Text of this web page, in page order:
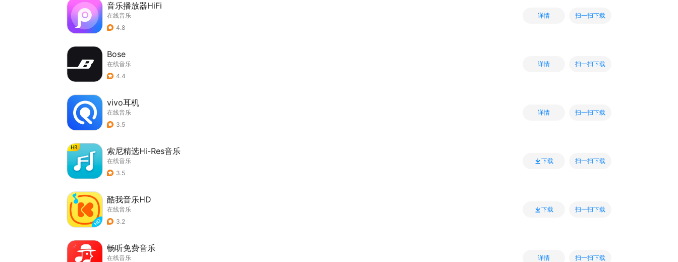
音乐播放器HiFi
在线音乐
4.8
详情 扫一扫下载
Bose
在线音乐
4.4
详情 扫一扫下载
vivo耳机
在线音乐
3.5
详情 扫一扫下载
索尼精选Hi-Res音乐
在线音乐
3.5
下载 扫一扫下载
酷我音乐HD
在线音乐
3.2
下载 扫一扫下载
畅听免费音乐
在线音乐
详情 扫一扫下载